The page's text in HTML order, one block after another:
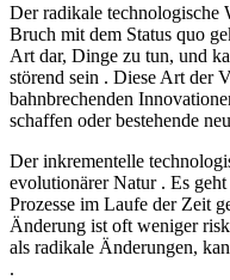
Der radikale technologische
Bruch mit dem Status quo
Art dar, Dinge zu tun, und
störend sein . Diese Art der
bahnbrechenden
schaffen oder bestehende
Der inkrementelle
evolutionärer Natur . Es
Prozesse im Laufe der Zeit
Änderung ist oft weniger
als radikale Änderungen,
.